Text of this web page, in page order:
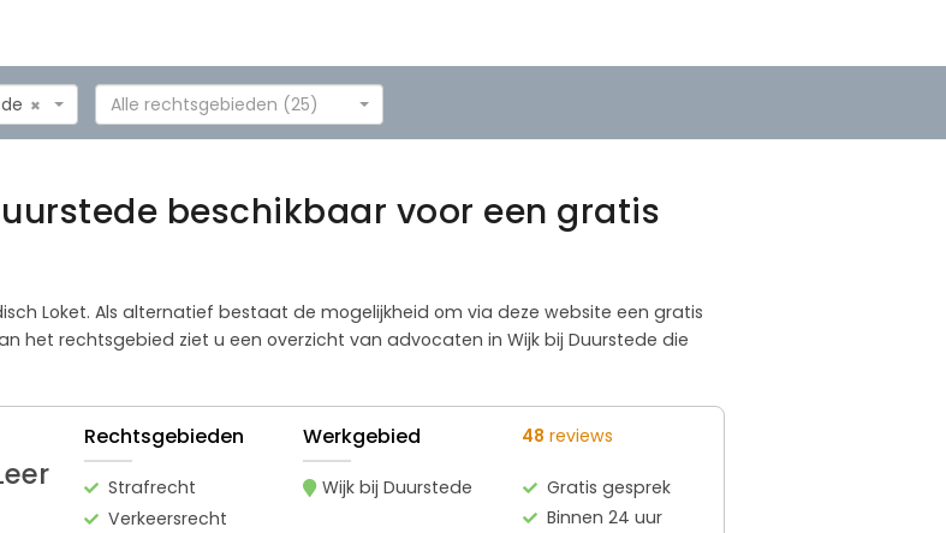
× Alle rechtsgebieden (25)
beschikbaar voor een gratis
Loket. Als alternatief bestaat de mogelijkheid om via deze website een gratis
het rechtsgebied ziet u een overzicht van advocaten in Wijk bij Duurstede die
Rechtsgebieden
Strafrecht
Verkeersrecht
Werkgebied
Wijk bij Duurstede
48 reviews
Gratis gesprek
Binnen 24 uur